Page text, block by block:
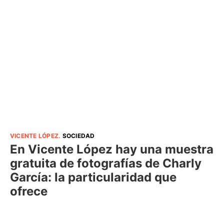
VICENTE LÓPEZ. SOCIEDAD
En Vicente López hay una muestra
gratuita de fotografías de Charly
García: la particularidad que
ofrece